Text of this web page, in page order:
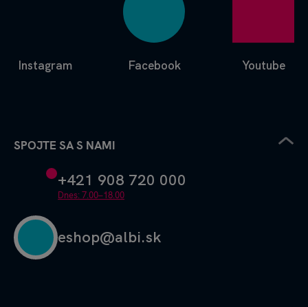
Facebook
Instagram Youtube
SPOJTE SA S NAMI
+421 908 720 000
Dnes: 7.00–18.00
eshop@albi.sk